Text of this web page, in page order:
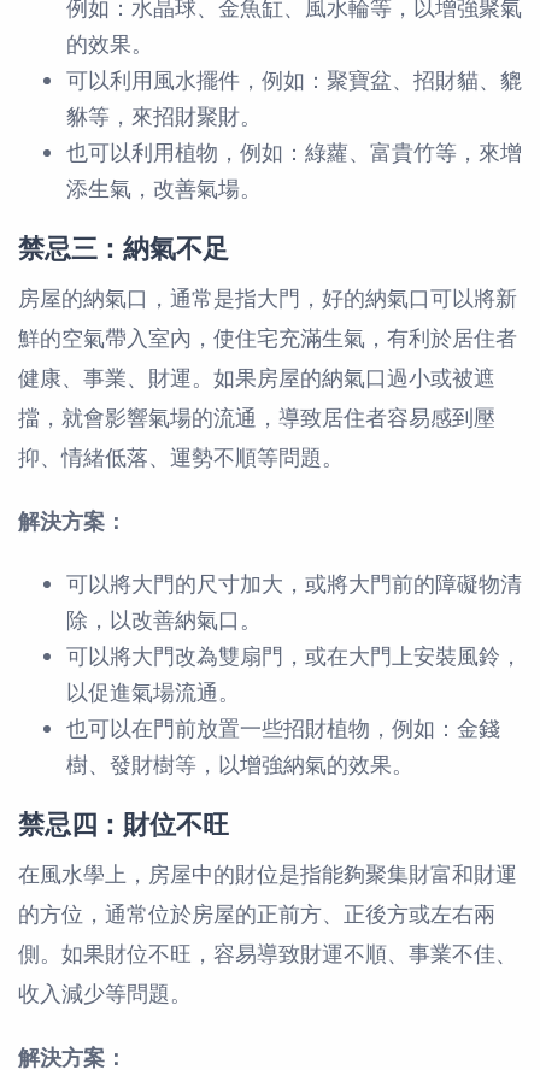
例如：水晶球、金魚缸、風水輪等，以增強聚氣
的效果。
可以利用風水擺件，例如：聚寶盆、招財貓、貔
貅等，來招財聚財。
也可以利用植物，例如：綠蘿、富貴竹等，來增
添生氣，改善氣場。
禁忌三：納氣不足
房屋的納氣口，通常是指大門，好的納氣口可以將新
鮮的空氣帶入室內，使住宅充滿生氣，有利於居住者
健康、事業、財運。如果房屋的納氣口過小或被遮
擋，就會影響氣場的流通，導致居住者容易感到壓
抑、情緒低落、運勢不順等問題。
解決方案：
可以將大門的尺寸加大，或將大門前的障礙物清
除，以改善納氣口。
可以將大門改為雙扇門，或在大門上安裝風鈴，
以促進氣場流通。
也可以在門前放置一些招財植物，例如：金錢
樹、發財樹等，以增強納氣的效果。
禁忌四：財位不旺
在風水學上，房屋中的財位是指能夠聚集財富和財運
的方位，通常位於房屋的正前方、正後方或左右兩
側。如果財位不旺，容易導致財運不順、事業不佳、
收入減少等問題。
解決方案：